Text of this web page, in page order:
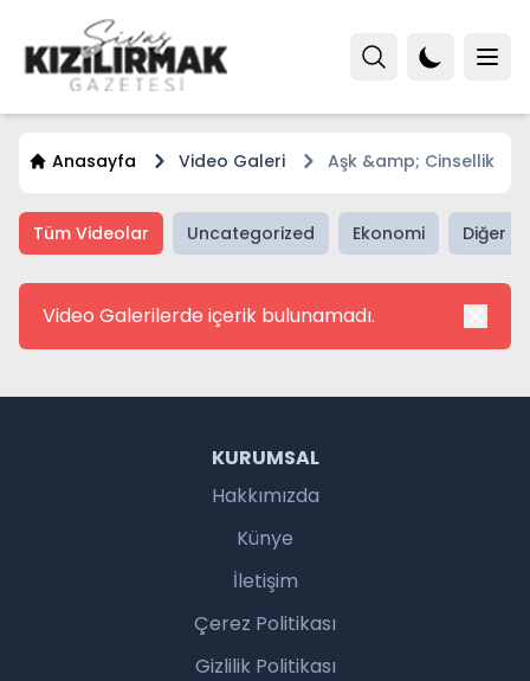
Anasayfa Video Galeri Aşk &amp; Cinsellik
Tüm Videolar Uncategorized Ekonomi Diğer
Video Galerilerde içerik bulunamadı.
KURUMSAL
Hakkımızda
Künye
İletişim
Çerez Politikası
Gizlilik Politikası